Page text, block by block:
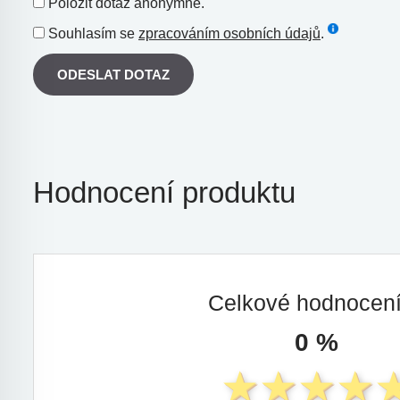
Položit dotaz anonymně.
Souhlasím se zpracováním osobních údajů.
ODESLAT DOTAZ
Hodnocení produktu
Celkové
0 %